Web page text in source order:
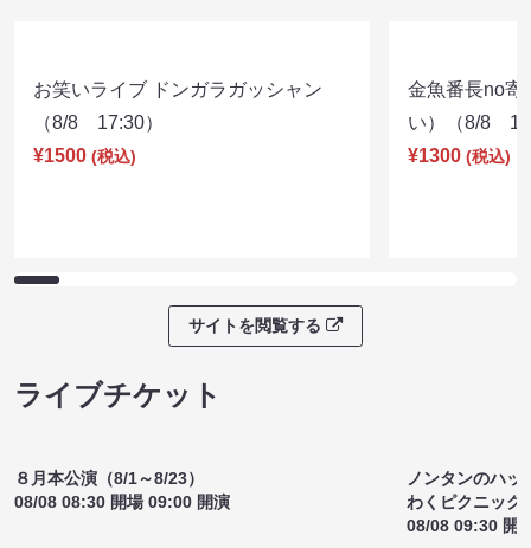
お笑いライブ ドンガラガッシャン
（8/8 17:30）
¥1500 (税込)
金魚番長no寄
い）（8/8
¥1300 (税込)
サイトを閲覧する
ライブチケット
８月本公演（8/1～8/23）
08/08 08:30 開場 09:00 開演
ノンタンのハッ
わくピクニック
08/08 09:30 開